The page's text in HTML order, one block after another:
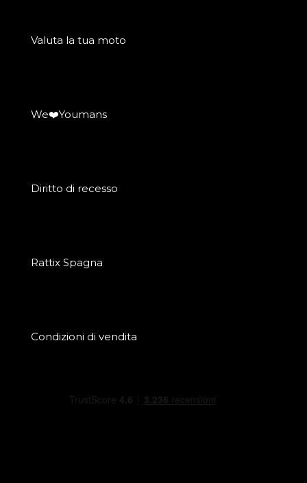
Valuta la tua moto
We❤️Youmans
Diritto di recesso
Rattix Spagna
Condizioni di vendita